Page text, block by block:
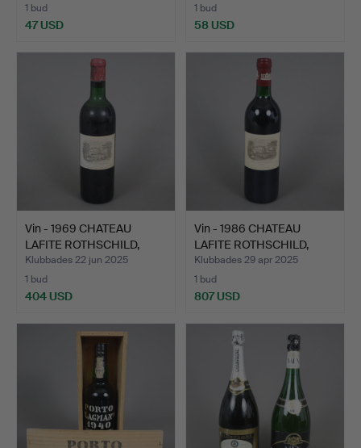
1 bud
47 USD
1 bud
58 USD
Vin - 1969 CHATEAU
LAFITE ROTHSCHILD,
Paui…
Klubbades 22 jun 2025
1 bud
404 USD
Vin - 1986 CHATEAU
LAFITE ROTHSCHILD,
Paui…
Klubbades 29 apr 2025
1 bud
807 USD